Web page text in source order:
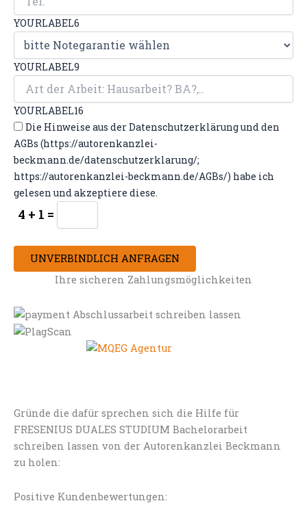
YOURLABEL6
YOURLABEL9
YOURLABEL16
Die Hinweise aus der Datenschutzerklärung und den
AGBs (https://autorenkanzlei-
beckmann.de/datenschutzerklarung/;
https://autorenkanzlei-beckmann.de/AGBs/) habe ich
gelesen und akzeptiere diese.
4 + 1 =
UNVERBINDLICH ANFRAGEN
Ihre sicheren Zahlungsmöglichkeiten
Gründe die dafür sprechen sich die Hilfe für
FRESENIUS DUALES STUDIUM Bachelorarbeit
schreiben lassen von der Autorenkanzlei Beckmann
zu holen:
Positive Kundenbewertungen: